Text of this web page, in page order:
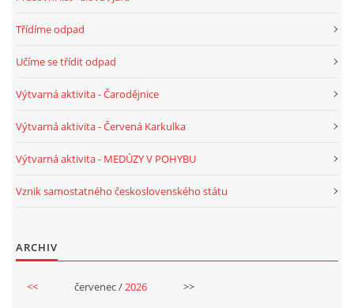
Třídíme odpad
Učíme se třídit odpad
Výtvarná aktivita - Čarodějnice
Výtvarná aktivita - Červená Karkulka
Výtvarná aktivita - MEDÚZY V POHYBU
Vznik samostatného československého státu
ARCHIV
<< červenec /2026 >>